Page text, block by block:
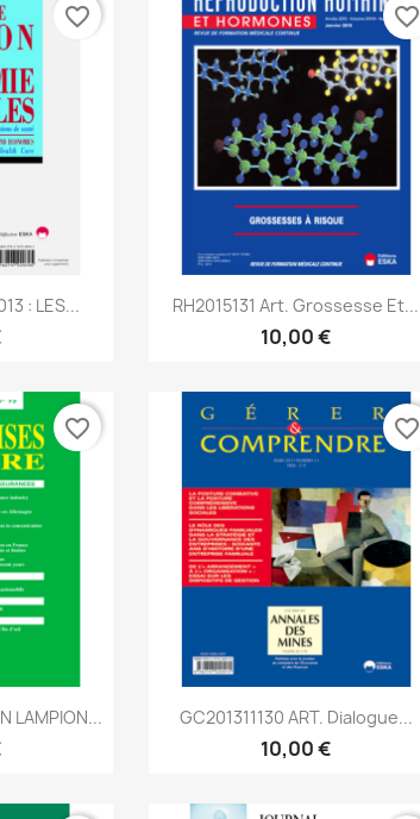
: LES...
favorite_border
Aperçu rapide
RH2015131 Art. Grossesse Et...
10,00 €
favorite_border
LAMPION...
favorite_border
Aperçu rapide
GC201311130 ART. Dialogue...
10,00 €
favorite_border